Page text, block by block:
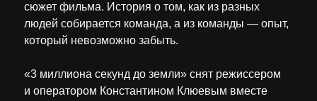
сюжет фильма. История о том, как из разных
людей собирается команда, а из команды — опыт,
который невозможно забыть.
«3 миллиона секунд до земли» снят режиссером
и оператором Константином Клюевым вместе